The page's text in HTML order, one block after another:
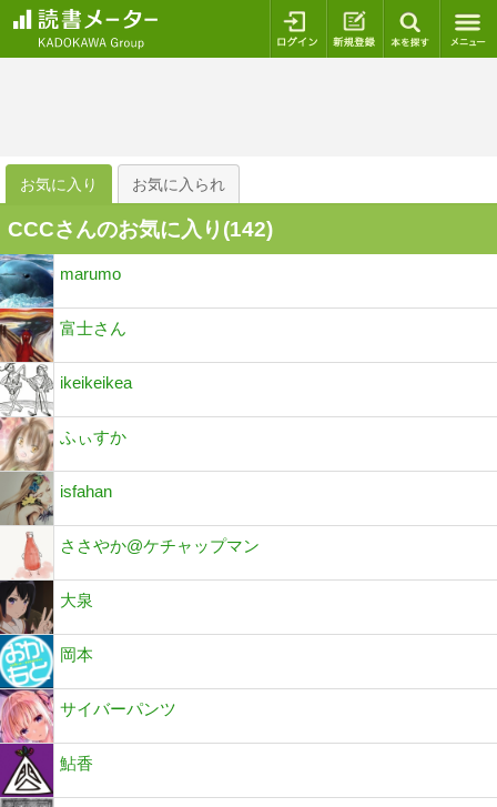
ログイン 新規登録
お気に入り お気に入られ
CCCさんのお気に入り(142)
marumo
富士さん
ikeikeikea
ふぃすか
isfahan
ささやか@ケチャップマン
大泉
岡本
サイバーパンツ
鮎香